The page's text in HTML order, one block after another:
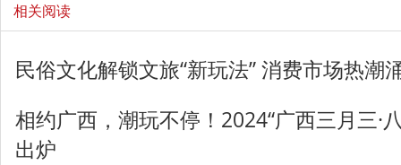
相关阅读
民俗文化解锁文旅“新玩法” 消费市场热潮
相约广西，潮玩不停！2024“广西三月三·
出炉